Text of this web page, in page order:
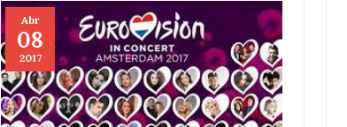
Abr
08
2017